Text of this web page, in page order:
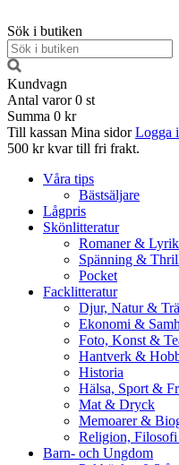
Sök i butiken
Kundvagn
Antal varor 0 st
Summa 0 kr
Till kassan Mina sidor Logga
500 kr kvar till fri frakt.
Våra tips
Bästsäljare
Lågpris
Skönlitteratur
Romaner & Lyrik
Spänning &
Pocket
Facklitteratur
Djur, Natur &
Ekonomi &
Foto, Konst &
Hantverk &
Historia
Hälsa, Sport &
Mat & Dryck
Memoarer &
Religion,
Barn- och Ungdom